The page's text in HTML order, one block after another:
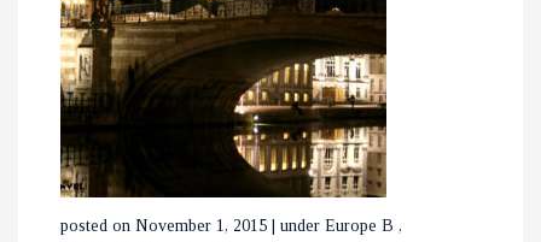
posted on November 1, 2015 under Europe B ,
ΟΙ ΚΑΤΑΡΡΑΚΤΕΣ ΤΗΣ
ΒΑΡΒΑΡΑΣ ΣΤΗΝ ΟΡΕΙΝΗ
ΧΑΛΚΙΔΙΚΗ